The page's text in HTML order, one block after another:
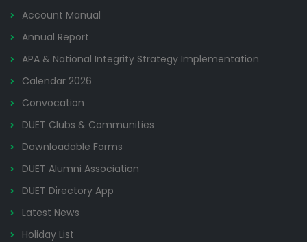
Account Manual
Annual Report
APA & National Integrity Strategy Implementation
Calendar 2026
Convocation
DUET Clubs & Communities
Downloadable Forms
DUET Alumni Association
DUET Directory App
Latest News
Holiday List